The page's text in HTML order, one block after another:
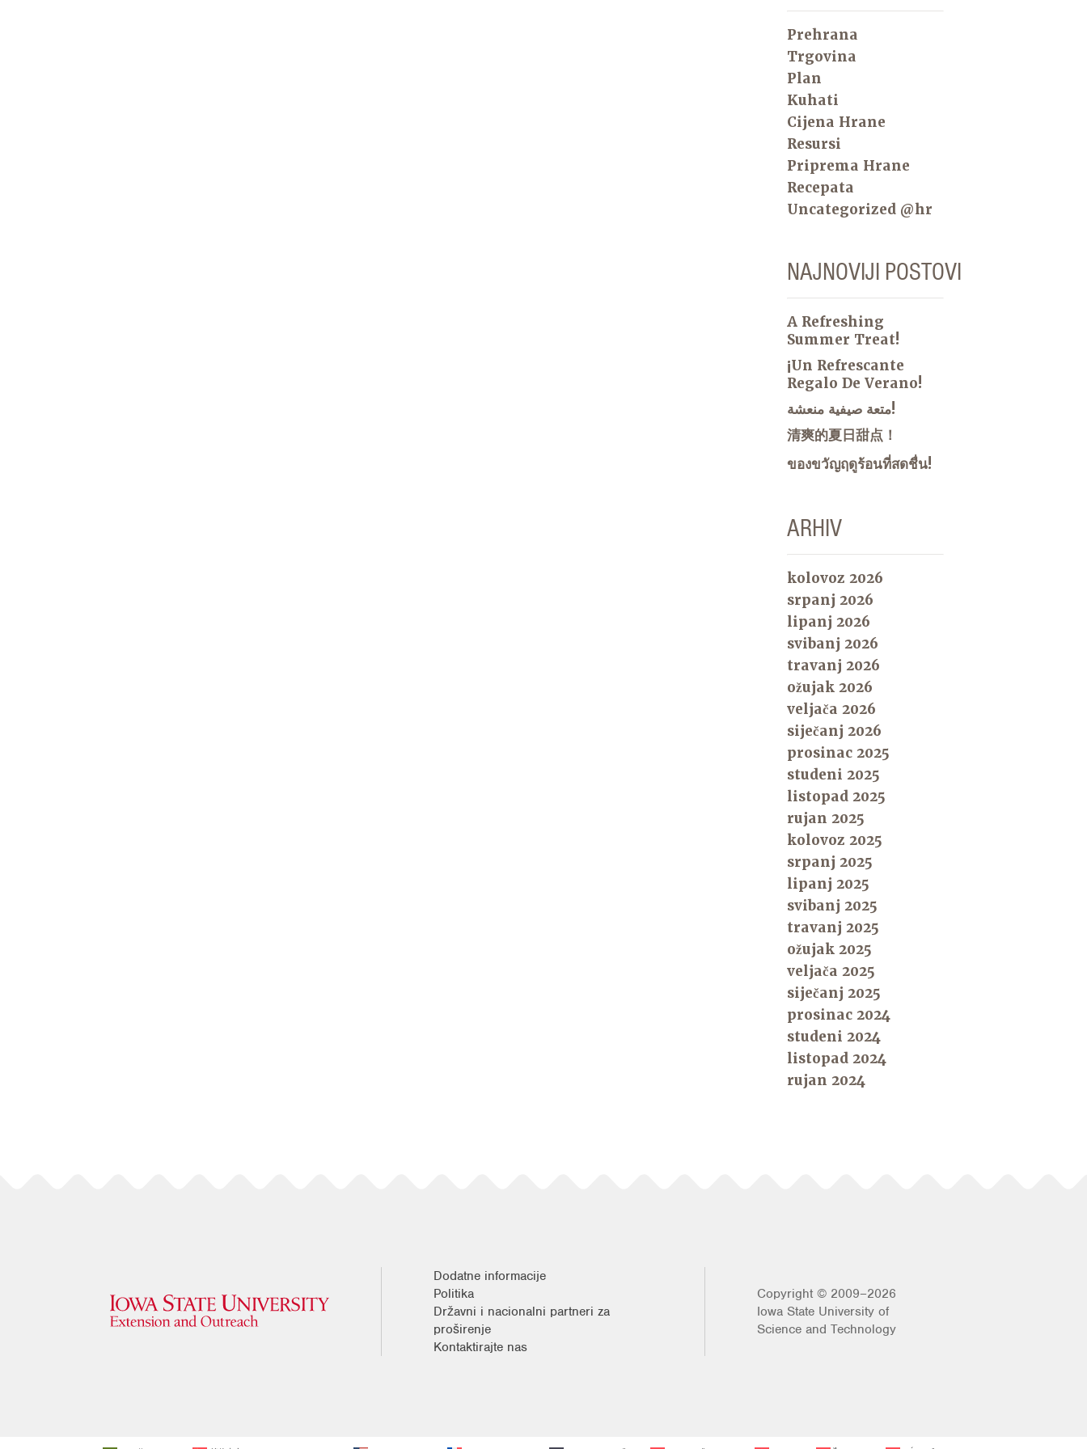
Prehrana
Trgovina
Plan
Kuhati
Cijena Hrane
Resursi
Priprema Hrane
Recepata
Uncategorized @hr
NAJNOVIJI POSTOVI
A Refreshing
Summer Treat!
¡Un Refrescante
Regalo De Verano!
متعة صيفية منعشة!
清爽的夏日甜点！
ของขวัญฤดูร้อนที่สดชื่น!
ARHIV
kolovoz 2026
srpanj 2026
lipanj 2026
svibanj 2026
travanj 2026
ožujak 2026
veljača 2026
siječanj 2026
prosinac 2025
studeni 2025
listopad 2025
rujan 2025
kolovoz 2025
srpanj 2025
lipanj 2025
svibanj 2025
travanj 2025
ožujak 2025
veljača 2025
siječanj 2025
prosinac 2024
studeni 2024
listopad 2024
rujan 2024
Dodatne informacije
Politika
Državni i nacionalni partneri za
proširenje
Kontaktirajte nas
Copyright © 2009–2026
Iowa State University of
Science and Technology